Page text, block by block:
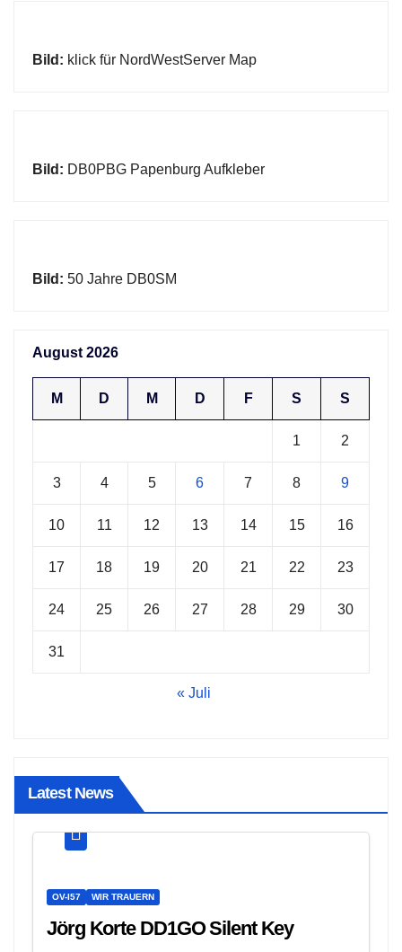
Bild: klick für NordWestServer Map
Bild: DB0PBG Papenburg Aufkleber
Bild: 50 Jahre DB0SM
August 2026
M D M D F S S
1 2
3 4 5 6 7 8 9
10 11 12 13 14 15 16
17 18 19 20 21 22 23
24 25 26 27 28 29 30
31
« Juli
Latest News
OV-I57 WIR TRAUERN
Jörg Korte DD1GO Silent Key